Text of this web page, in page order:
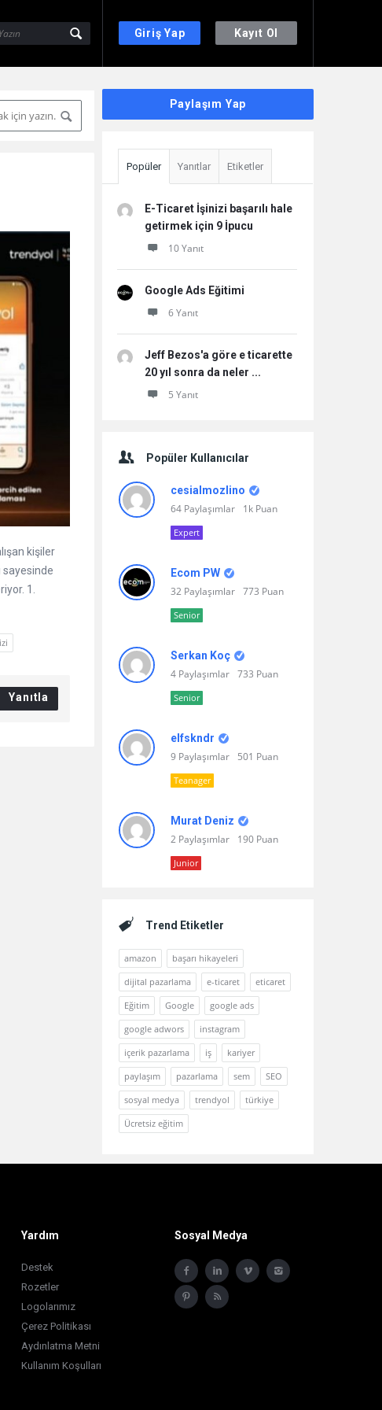
Giriş Yap Kayıt Ol
kişiler
sayesinde
1.
Yanıtla
Paylaşım Yap
Popüler Yanıtlar Etiketler
E-Ticaret İşinizi başarılı hale
getirmek için 9 İpucu
10 Yanıt
Google Ads Eğitimi
6 Yanıt
Jeff Bezos'a göre e ticarette
20 yıl sonra da neler ...
5 Yanıt
Popüler Kullanıcılar
cesialmozlino
64 Paylaşımlar 1k Puan
Expert
Ecom PW
32 Paylaşımlar 773 Puan
Senior
Serkan Koç
4 Paylaşımlar 733 Puan
Senior
elfskndr
9 Paylaşımlar 501 Puan
Teanager
Murat Deniz
2 Paylaşımlar 190 Puan
Junior
Trend Etiketler
amazon
başarı hikayeleri
dijital pazarlama
e-ticaret
eticaret
Eğitim
Google
google ads
google adwors
instagram
içerik pazarlama
iş
kariyer
paylaşım
pazarlama sem
SEO
sosyal medya
trendyol
türkiye
Ücretsiz eğitim
Yardım
Destek
Rozetler
Logolarımız
Çerez Politikası
Aydınlatma Metni
Kullanım Koşulları
Sosyal Medya